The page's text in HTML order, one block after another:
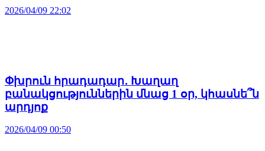
2026/04/09 22:02
Փխրուն հրադադար․ Խաղաղ
բանակցություններին մնաց 1 օր, կհասնե՞ն
արդյոք
2026/04/09 00:50